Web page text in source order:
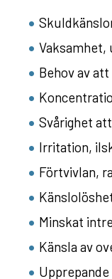
Vaksamhet,
Behov av
Svårighet
Irritation,
Förtvivlan,
Minskat
Känsla av